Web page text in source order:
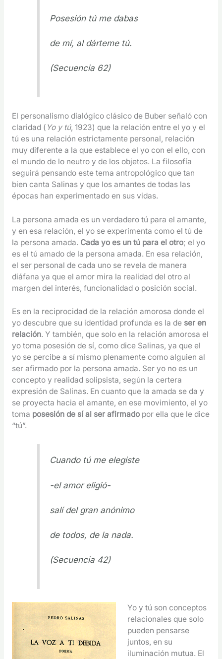
Posesión tú me dabas
de mí, al dárteme tú.
(Secuencia 62)
El personalismo dialógico clásico de Buber señaló con
claridad ( Yo y tú, 1923) que la relación entre el yo y el
tú es una relación estrictamente personal, relación
muy diferente a la que establece el yo con el ello, con
el mundo de lo neutro y de los objetos. La filosofía
seguirá pensando este tema antropológico que tan
bien canta Salinas y que los amantes de todas las
épocas han experimentado en sus vidas.
La persona amada es un verdadero tú para el amante,
y en esa relación, el yo se experimenta como el tú de
la persona amada. Cada yo es un tú para el otro; el yo
es el tú amado de la persona amada. En esa relación,
el ser personal de cada uno se revela de manera
diáfana ya que el amor mira la realidad del otro al
margen del interés, funcionalidad o posición social.
Es en la reciprocidad de la relación amorosa donde el
yo descubre que su identidad profunda es la de ser en
relación. Y también, que solo en la relación amorosa el
yo toma posesión de sí, como dice Salinas, ya que el
yo se percibe a sí mismo plenamente como alguien al
ser afirmado por la persona amada. Ser yo no es un
concepto y realidad solipsista, según la certera
expresión de Salinas. En cuanto que la amada se da y
se proyecta hacia el amante, en ese movimiento, el yo
toma posesión de sí al ser afirmadopor ella que le dice
“tú”.
Cuando tú me elegiste
-el amor eligió-
salí del gran anónimo
de todos, de la nada.
(Secuencia 42)
Yo y tú son conceptos
relacionales que solo
pueden pensarse
juntos, en su
iluminación mutua. El